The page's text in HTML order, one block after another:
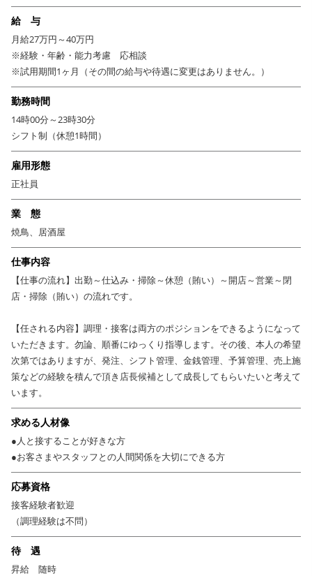
ここまで成長できた理由としては、グループ内にセントラルキッチンと酒
屋【津の嘉商店】をもっていること。
『時代屋』仕入れの9割以上がセントラルキッチンと津の嘉商店からになっ
ていて、グループ内で資金を回すことで、同業他社と比べリーズナブルに
提供でき、かつ高収益のビジネスモデルになっているんです。
事業が安定している『時代屋』が今後目指すのは
●従業員の労働環境の改善
●お客様への顧客満足度の向上
●さらなる価値・魅力づくり
経営の活性化とスタッフの満足度向上に向けて店長候補を増員することに
しました！
地域密着型で日々ファンで賑わう『時代屋』であなたの力を発揮しません
か？
＊＊求めるのは、人間関係を大切にしてくれる人＊＊
現在、在籍するスタッフはアルバイトを含め20名前後。20～30代を中心に
活躍していて、その半数がアルバイトを経て社員にステップアップ！スタ
ッフにとっても居心地がよく、定着率は抜群です。
店長のお仕事としては、接客から調理場まで幅広くお店の運営に携わるこ
とですが、入社時点で調理経験は必要ありません。セントラルキッチンで
ある程度の下準備ができている食材を仕上げるオペレーションが確立して
いるので「飲食店が好き」「接客が好き」「人に喜んでもらえる仕事がし
たい」という方を大歓迎します！
お客さまとしっかりコミュニケーションをとって、お店のファンづくりに
励んでいただける方。アルバイトスタッフが楽しく働けるような環境づく
りに取り組める方。あなたの飲食経験をベースに、店長として新しい『時
代屋』をつくっていってください！
給 与
月給27万円～40万円
※経験・年齢・能力考慮 応相談
※試用期間1ヶ月（その間の給与や待遇に変更はありません。）
勤務時間
14時00分～23時30分
シフト制（休憩1時間）
雇用形態
正社員
業 態
焼鳥、居酒屋
仕事内容
【仕事の流れ】出勤～仕込み・掃除～休憩（賄い）～開店～営業～閉
店・掃除（賄い）の流れです。
【任される内容】調理・接客は両方のポジションをできるようになって
いただきます。勿論、順番にゆっくり指導します。その後、本人の希望
次第ではありますが、発注、シフト管理、金銭管理、予算管理、売上施
策などの経験を積んで頂き店長候補として成長してもらいたいと考えて
います。
求める人材像
●人と接することが好きな方
●お客さまやスタッフとの人間関係を大切にできる方
応募資格
接客経験者歓迎
（調理経験は不問）
待 遇
昇給 随時